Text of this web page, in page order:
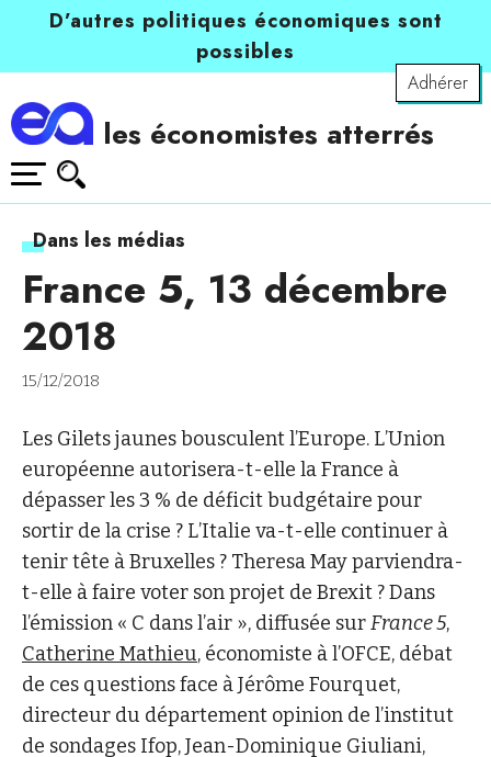
D’autres politiques économiques sont
possibles
Adhérer
les économistes atterrés
Dans les médias
France 5, 13 décembre
2018
15/12/2018
Les Gilets jaunes bousculent l’Europe. L’Union
européenne autorisera-t-elle la France à
dépasser les 3 % de déficit budgétaire pour
sortir de la crise ? L’Italie va-t-elle continuer à
tenir tête à Bruxelles ? Theresa May parviendra-
t-elle à faire voter son projet de Brexit ? Dans
l’émission « C dans l’air », diffusée surFrance 5,
Catherine Mathieu, économiste à l’OFCE, débat
de ces questions face à Jérôme Fourquet,
directeur du département opinion de l’institut
de sondages Ifop, Jean-Dominique Giuliani,